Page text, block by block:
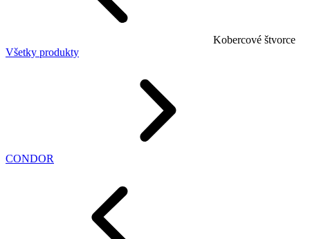
Kobercové štvorce
Všetky produkty
CONDOR